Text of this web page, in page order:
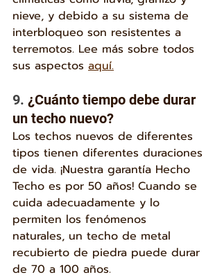
nieve, y debido a su sistema de
interbloqueo son resistentes a
terremotos. Lee más sobre todos
sus aspectos aquí.
9. ¿Cuánto tiempo debe durar
un techo nuevo?
Los techos nuevos de diferentes
tipos tienen diferentes duraciones
de vida. ¡Nuestra garantía Hecho
Techo es por 50 años! Cuando se
cuida adecuadamente y lo
permiten los fenómenos
naturales, un techo de metal
recubierto de piedra puede durar
de 70 a 100 años.